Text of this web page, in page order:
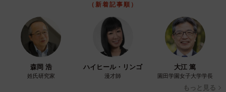
しかし一方で、筋トレや努力など、自分自身を磨くことで
魅力を高めることもできると、生徒たちへ前向きなメッセ
ージを送ります。男子生徒たちの問題を解決したことで、
る圧に耐えきれず断り、逃げるようにしてその場を後にし
（新着記事順）
森岡 浩
姓氏研究家
ハイヒール・リンゴ
漫才師
大江 篤
園田学園女子大学学長
もっと見る